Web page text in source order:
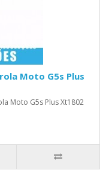
Moto G5s Plus
Moto G5s Plus Xt1802